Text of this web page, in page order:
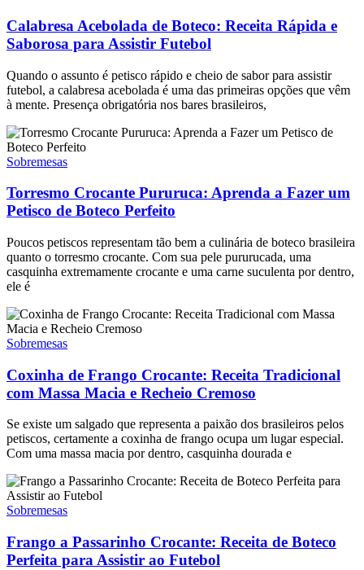
Calabresa Acebolada de Boteco: Receita Rápida e
Saborosa para Assistir Futebol
Quando o assunto é petisco rápido e cheio de sabor para assistir
futebol, a calabresa acebolada é uma das primeiras opções que vêm
à mente. Presença obrigatória nos bares brasileiros,
Sobremesas
Torresmo Crocante Pururuca: Aprenda a Fazer um
Petisco de Boteco Perfeito
Poucos petiscos representam tão bem a culinária de boteco brasileira
quanto o torresmo crocante. Com sua pele pururucada, uma
casquinha extremamente crocante e uma carne suculenta por dentro,
ele é
Sobremesas
Coxinha de Frango Crocante: Receita Tradicional
com Massa Macia e Recheio Cremoso
Se existe um salgado que representa a paixão dos brasileiros pelos
petiscos, certamente a coxinha de frango ocupa um lugar especial.
Com uma massa macia por dentro, casquinha dourada e
Sobremesas
Frango a Passarinho Crocante: Receita de Boteco
Perfeita para Assistir ao Futebol